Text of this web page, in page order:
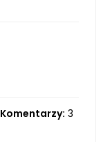
Komentarzy: 3